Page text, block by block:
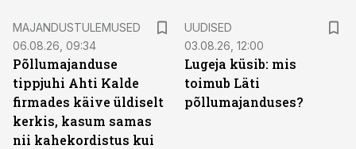
MAJANDUSTULEMUSED
06.08.26, 09:34
Põllumajanduse
tippjuhi Ahti Kalde
firmades käive üldiselt
kerkis, kasum samas
nii kahekordistus kui
UUDISED
03.08.26, 12:00
Lugeja küsib: mis
toimub Läti
põllumajanduses?